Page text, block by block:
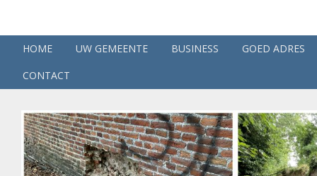
HOME UW GEMEENTE BUSINESS
GOED ADRES
CONTACT